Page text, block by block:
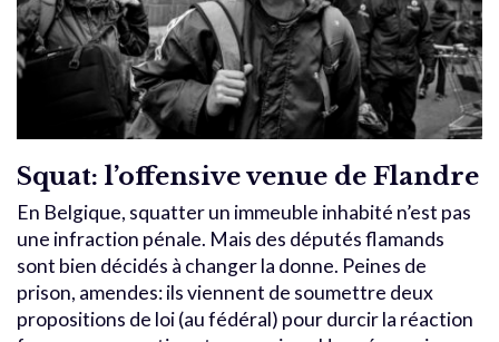
Squat: l’offensive venue de Flandre
En Belgique, squatter un immeuble inhabité n’est pas
une infraction pénale. Mais des députés flamands
sont bien décidés à changer la donne. Peines de
prison, amendes: ils viennent de soumettre deux
propositions de loi (au fédéral) pour durcir la réaction